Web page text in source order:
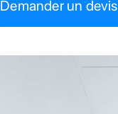
Demander un devis